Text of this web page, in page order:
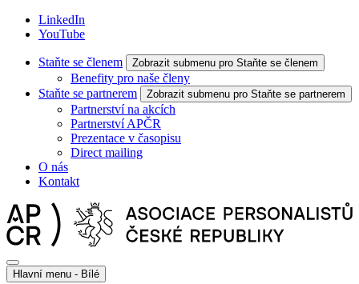
LinkedIn
YouTube
Staňte se členem Zobrazit submenu pro Staňte se členem
Benefity pro naše členy
Staňte se partnerem
Zobrazit submenu pro Staňte se partnerem
Partnerství na akcích
Partnerství APČR
Prezentace v časopisu
Direct mailing
O nás
Kontakt
Hlavní menu - Bílé